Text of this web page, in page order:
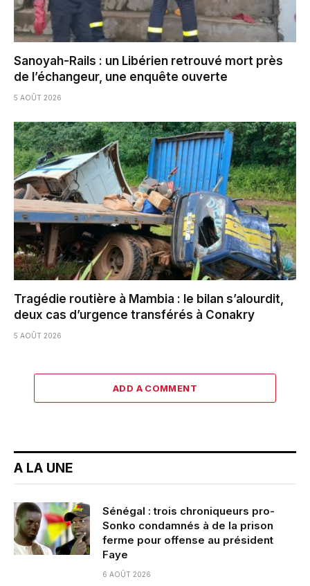
Sanoyah-Rails : un Libérien retrouvé mort près
de l’échangeur, une enquête ouverte
5 AOÛT 2026
Tragédie routière à Mambia : le bilan s’alourdit,
deux cas d’urgence transférés à Conakry
5 AOÛT 2026
ADD A COMMENT
A LA UNE
Sénégal : trois chroniqueurs pro-
Sonko condamnés à de la prison
ferme pour offense au président
Faye
6 AOÛT 2026